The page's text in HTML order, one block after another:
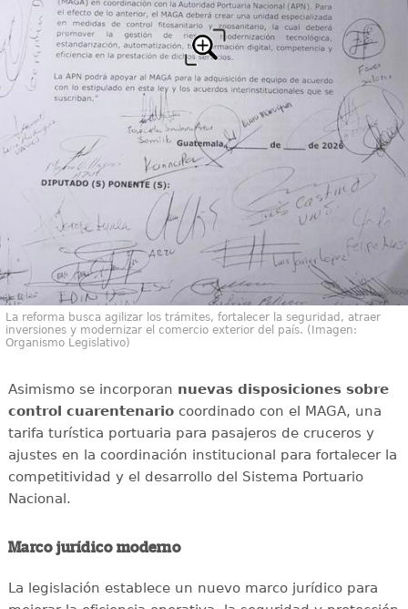
La reforma busca agilizar los trámites, fortalecer la seguridad, atraer
inversiones y modernizar el comercio exterior del país. (Imagen:
Organismo Legislativo)
Asimismo se incorporan nuevas disposiciones sobre
control cuarentenariocoordinado con el MAGA, una
tarifa turística portuaria para pasajeros de cruceros y
ajustes en la coordinación institucional para fortalecer la
competitividad y el desarrollo del Sistema Portuario
Nacional.
Marco jurídico moderno
La legislación establece un nuevo marco jurídico para